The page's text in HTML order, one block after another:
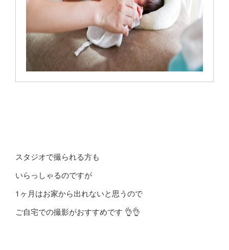
スタジオで撮られる方も
いらっしゃるのですが
1ヶ月はお家から出れないと思うので
ご自宅での撮影がおすすめです 👌👌